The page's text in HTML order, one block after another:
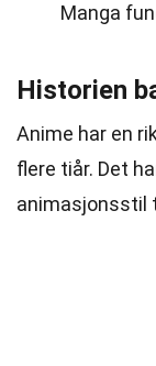
Manga
Historien
Anime har en
flere tiår. Det
animasjonsstil